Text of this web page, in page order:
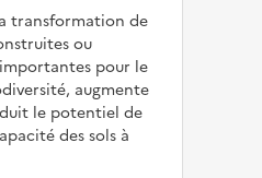
transformation de
ou
pour le
augmente
le potentiel de
des sols à